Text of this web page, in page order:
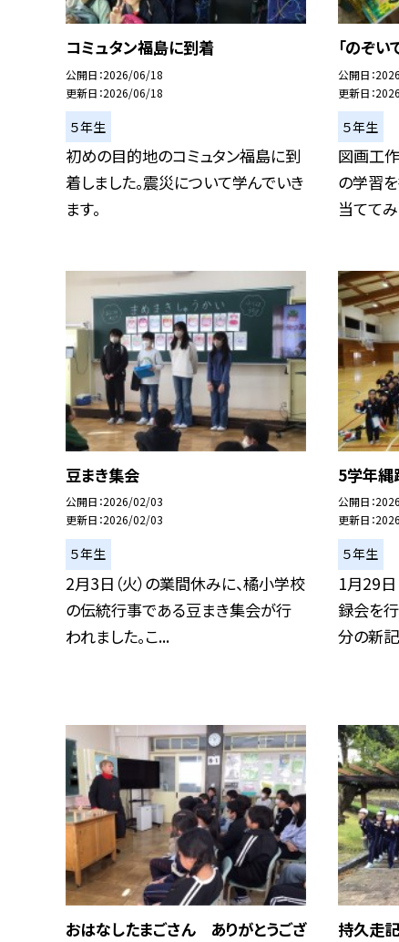
コミュタン福島に到着
公開日 2026/06/18
更新日 2026/06/18
５年生
初めの目的地のコミュタン福島に到
着しました。震災について学んでいき
ます。
「のぞ
公開日
更新日
５年生
図画工
の学習
当ててみ
豆まき集会
公開日 2026/02/03
更新日 2026/02/03
５年生
2月3日（火）の業間休みに、橘小学校
の伝統行事である豆まき集会が行
われました。こ...
5学年縄
公開日
更新日
５年生
1月29日
録会を
分の新
おはなしたまごさん ありがとうござ
持久走